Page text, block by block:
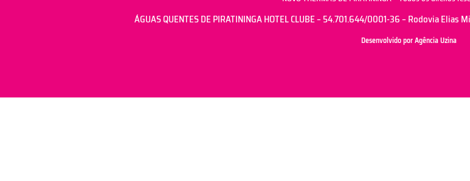
ÁGUAS QUENTES DE PIRATININGA HOTEL CLUBE – 54.701.644/0001-36 – Rodovia
Desenvolvido por Agência Uzina